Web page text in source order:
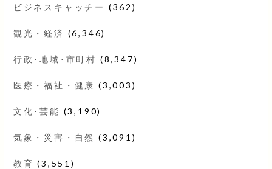
ビジネスキャッチー (362)
観光・経済 (6,346)
行政･地域･市町村 (8,347)
医療・福祉・健康 (3,003)
文化･芸能 (3,190)
気象・災害・自然 (3,091)
教育 (3,551)